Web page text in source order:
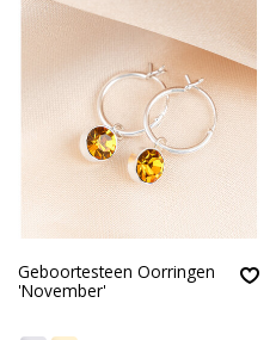
Geboortesteen Oorringen
'November'